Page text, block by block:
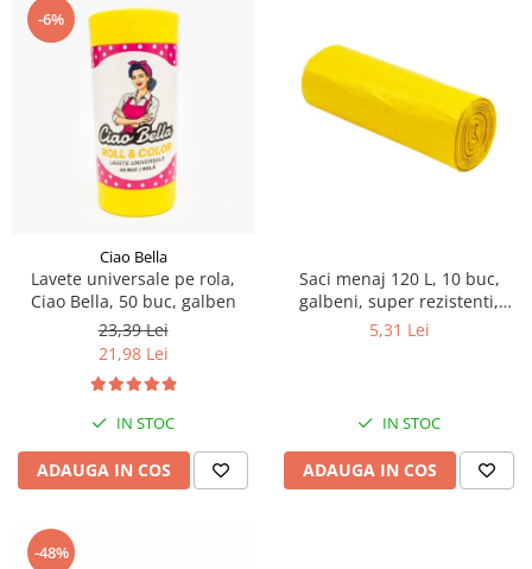
-6%
Ciao Bella
Lavete universale pe rola,
Ciao Bella, 50 buc, galben
23,39 Lei
21,98 Lei
IN STOC
ADAUGA IN COS
Saci menaj 120 L, 10 buc,
galbeni, super rezistenti,
LDPE
5,31 Lei
IN STOC
ADAUGA IN COS
-48%